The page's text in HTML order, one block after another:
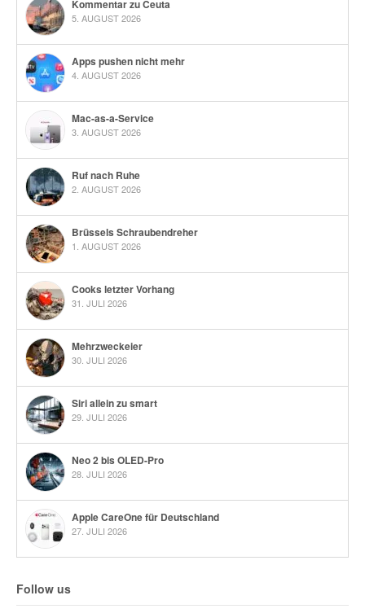
Kommentar zu Ceuta
5. AUGUST 2026
Apps pushen nicht mehr
4. AUGUST 2026
Mac-as-a-Service
3. AUGUST 2026
Ruf nach Ruhe
2. AUGUST 2026
Brüssels Schraubendreher
1. AUGUST 2026
Cooks letzter Vorhang
31. JULI 2026
Mehrzweckeier
30. JULI 2026
Siri allein zu smart
29. JULI 2026
Neo 2 bis OLED-Pro
28. JULI 2026
Apple CareOne für Deutschland
27. JULI 2026
Follow us